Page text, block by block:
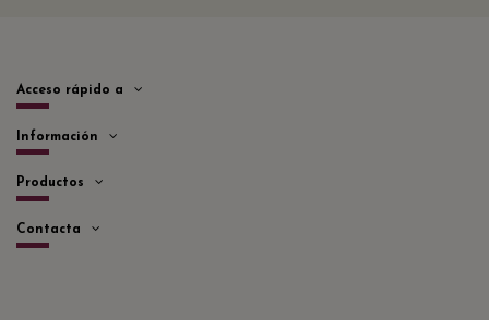
Acceso rápido a
Información
Productos
Contacta